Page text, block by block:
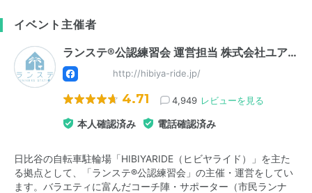
イベント主催者
ランステ®公認練習会 運営担当 株式会社ユア…
http://hibiya-ride.jp/
4.71 4,949 レビューを見る
本人確認済み 電話確認済み
日比谷の自転車駐輪場「HIBIYARIDE（ヒビヤライド）」を主た
る拠点として、「ランステ®公認練習会」の主催・運営をしてい
ます。バラエティに富んだコーチ陣・サポーター（市民ランナ